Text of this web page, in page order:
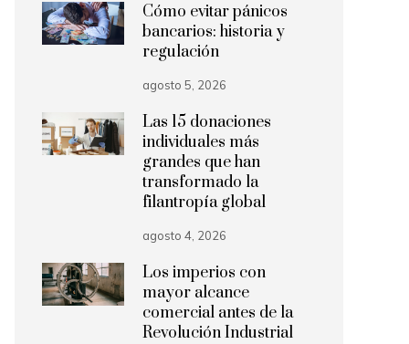
Cómo evitar pánicos
bancarios: historia y
regulación
agosto 5, 2026
Las 15 donaciones
individuales más
grandes que han
transformado la
filantropía global
agosto 4, 2026
Los imperios con
mayor alcance
comercial antes de la
Revolución Industrial